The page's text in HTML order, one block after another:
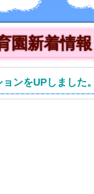
園新着情報
ョンをUPしました